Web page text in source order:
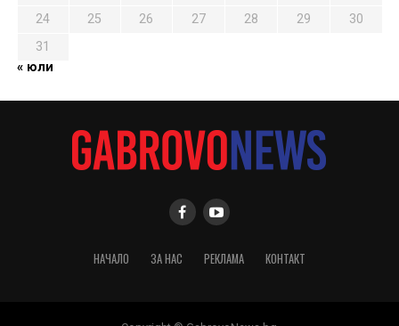
24
25 26 27 28 29
30
31
« юли
НАЧАЛО ЗА НАС РЕКЛАМА КОНТАКТ